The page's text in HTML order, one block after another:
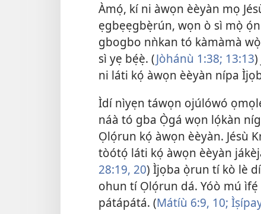
Àmọ́, kí ni àwọn èèyàn mọ
ẹgbẹẹgbẹ̀rún, wọn ò sì mọ̀
gbogbo nǹkan tó kàmàmà
sì yẹ bẹ́ẹ̀. (Jòhánù 1:38; 13:13
ni láti kọ́ àwọn èèyàn nípa
Ìdí nìyẹn táwọn ojúlówó
náà tó gba Ọ̀gá wọn lọ́kàn
Ọlọ́run kọ́ àwọn èèyàn. Jésù
tòótọ́ láti kọ́ àwọn èèyàn
28:19, 20) Ìjọba ọ̀run tí kò lè
ohun tí Ọlọ́run dá. Yóò mú
pátápátá. (Mátíù 6:9, 10;